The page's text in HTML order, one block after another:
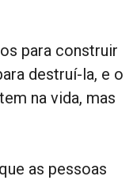
para construir
destruí-la, e o
na vida, mas
as pessoas